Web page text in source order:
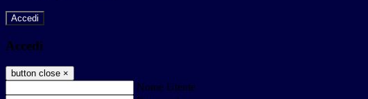
Accedi
Accedi
button close ×
Nome Utente